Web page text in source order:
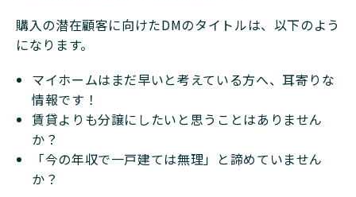
購入の潜在顧客に向けたDMのタイトルは、以下のよう
になります。
マイホームはまだ早いと考えている方へ、耳寄りな
情報です！
賃貸よりも分譲にしたいと思うことはありません
か？
「今の年収で一戸建ては無理」と諦めていません
か？